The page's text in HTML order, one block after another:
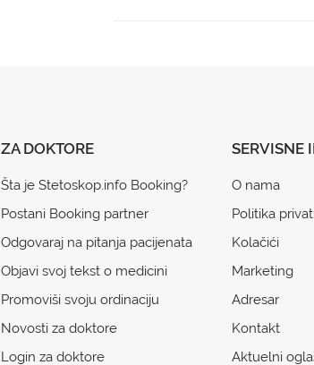
ZA DOKTORE
Šta je Stetoskop.info Booking?
Postani Booking partner
Odgovaraj na pitanja pacijenata
Objavi svoj tekst o medicini
Promoviši svoju ordinaciju
Novosti za doktore
Login za doktore
SERVISNE
O nama
Politika
Kolačići
Marketing
Adresar
Kontakt
Aktuelni